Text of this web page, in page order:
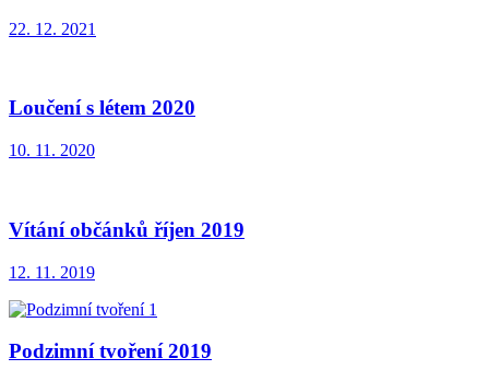
22. 12. 2021
Loučení s létem 2020
10. 11. 2020
Vítání občánků říjen 2019
12. 11. 2019
Podzimní tvoření 2019